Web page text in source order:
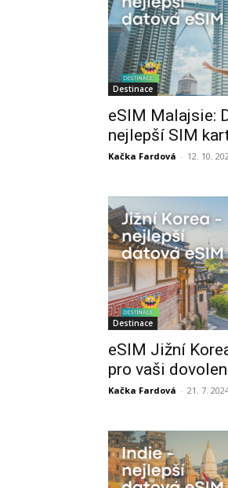
Destinace
eSIM Malajsie:
nejlepší SIM
Kačka Fardová - 12. 10.
Destinace
eSIM Jižní
pro vaši
Kačka Fardová - 21. 7.